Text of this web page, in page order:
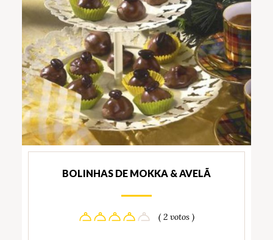
BOLINHAS DE MOKKA & AVELÃ
( 2 votos )